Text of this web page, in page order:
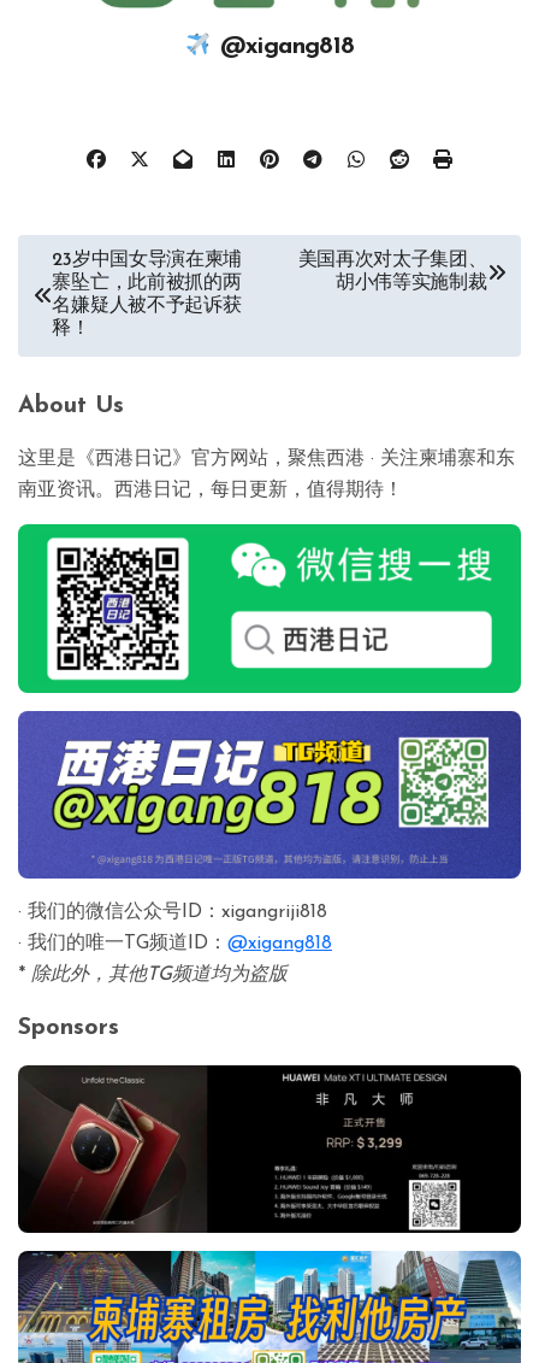
@xigang818
章
23岁中国女导演在柬埔
寨坠亡，此前被抓的两
名嫌疑人被不予起诉获
释！
美国再次对太子集团、
胡小伟等实施制裁
About Us
这里是《西港日记》官方网站，聚焦西港 · 关注柬埔寨和东
南亚资讯。西港日记，每日更新，值得期待！
· 我们的微信公众号ID：xigangriji818
· 我们的唯一TG频道ID： @xigang818
* 除此外，其他TG频道均为盗版
Sponsors